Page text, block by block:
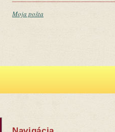
Moja pošta